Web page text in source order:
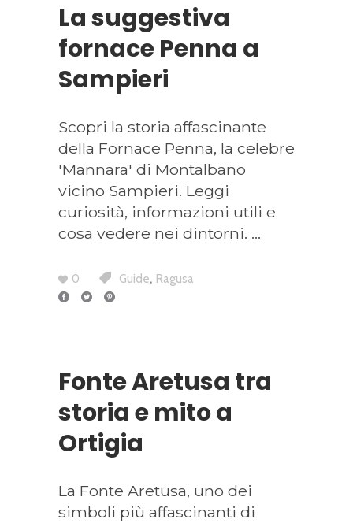
La suggestiva
fornace Penna a
Sampieri
Scopri la storia affascinante
della Fornace Penna, la celebre
'Mannara' di Montalbano
vicino Sampieri. Leggi
curiosità, informazioni utili e
cosa vedere nei dintorni.
0 Guide, Ragusa
Fonte Aretusa tra
storia e mito a
Ortigia
La Fonte Aretusa, uno dei
simboli più affascinanti di